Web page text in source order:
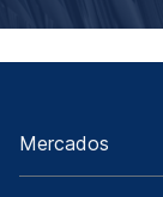
Mercados